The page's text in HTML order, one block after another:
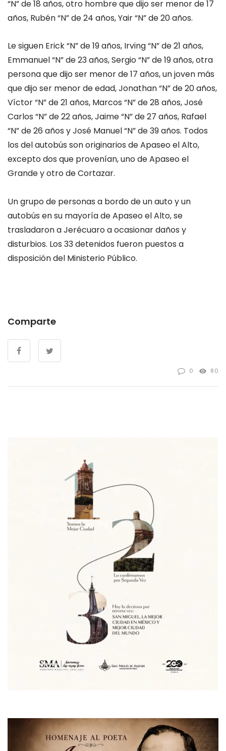
“N” de 18 años, otro hombre que dijo ser menor de 17
años, Rubén “N” de 24 años, Yair “N” de 20 años.
Le siguen Erick “N” de 19 años, Irving “N” de 21 años,
Emmanuel “N” de 23 años, Sergio “N” de 19 años, otra
persona que dijo ser menor de 17 años, un joven más
que dijo ser menor de edad, Jonathan “N” de 20 años,
Víctor “N” de 21 años, Marcos “N” de 28 años, José
Carlos “N” de 22 años, Jaime “N” de 27 años, Rafael
“N” de 26 años y José Manuel “N” de 39 años. Todos
los del autobús son originarios de Apaseo el Alto,
excepto dos que provenían, uno de Apaseo el
Grande y otro deCortazar.
Un grupo de personas a bordo de un auto y un
autobús en su mayoría de Apaseo el Alto, se
trasladaron aJerécuaroa ocasionar daños y
disturbios. Los 33 detenidos fueron puestos a
disposición del Ministerio Público.
Comparte
0 80